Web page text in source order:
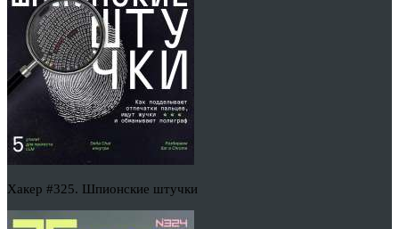
Хакер #325. Шпионские штучки